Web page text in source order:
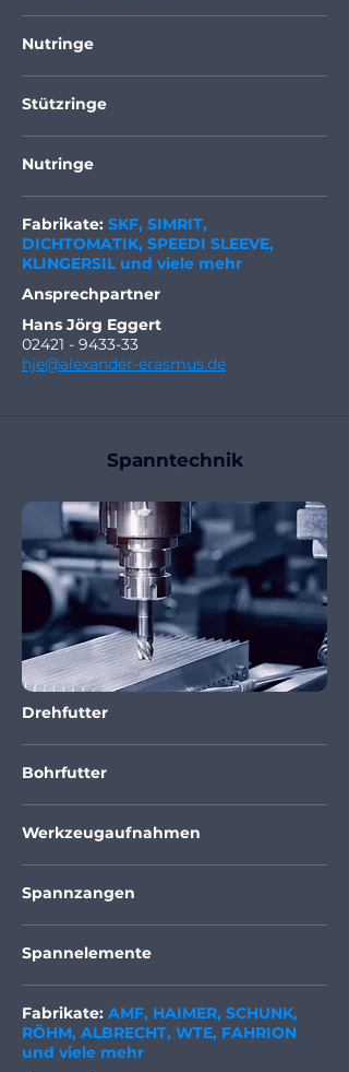
Nutringe
Stützringe
Nutringe
Fabrikate: SKF, SIMRIT,
DICHTOMATIK, SPEEDI SLEEVE,
KLINGERSIL und viele mehr
Ansprechpartner
Hans Jörg Eggert
02421 - 9433-33
hje@alexander-erasmus.de
Spanntechnik
Drehfutter
Bohrfutter
Werkzeugaufnahmen
Spannzangen
Spannelemente
Fabrikate: AMF, HAIMER, SCHUNK,
RÖHM, ALBRECHT, WTE, FAHRION
und viele mehr